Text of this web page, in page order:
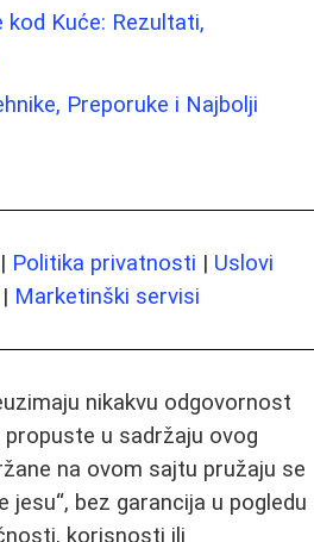
Kuće: Rezultati,
Preporuke i Najbolji
| Politika privatnosti | Uslovi
| Marketinški servisi
nikakvu odgovornost
u sadržaju ovog
na ovom sajtu pružaju se
jesu“, bez garancija u pogledu
korisnosti ili